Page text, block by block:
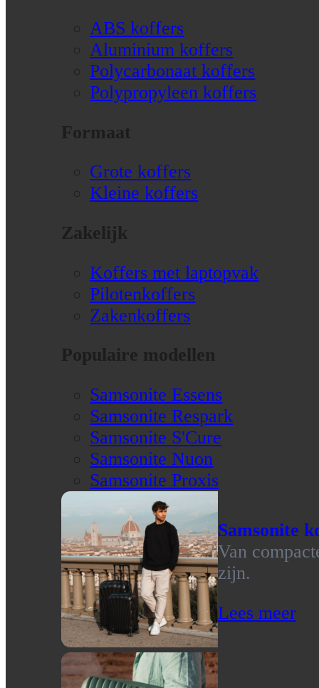
ABS koffers
Aluminium koffers
Polycarbonaat koffers
Polypropyleen koffers
Formaat
Grote koffers
Kleine koffers
Zakelijk
Koffers met laptopvak
Pilotenkoffers
Zakenkoffers
Populaire modellen
Samsonite Essens
Samsonite Respark
Samsonite S'Cure
Samsonite Nuon
Samsonite Proxis
Samsonite
Van
zijn.
Lees meer